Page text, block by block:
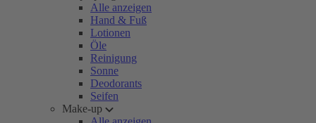
Alle anzeigen
Hand & Fuß
Lotionen
Öle
Reinigung
Sonne
Deodorants
Seifen
Make-up